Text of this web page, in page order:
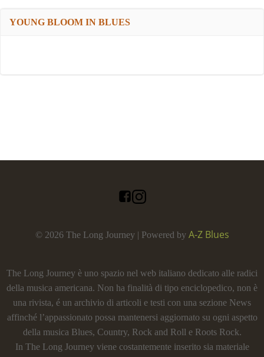
YOUNG BLOOM IN BLUES
© 2026 The Long Journey | Powered by A-Z Blues
The Long Journey è uno spazio nel web italiano dedicato alle radici
della musica americana. Non ha finalità di tipo enciclopedico, non è
una rivista, é un archivio di articoli e testi con una sezione News
affinché l’appassionato possa mantenersi aggiornato su ogni aspetto
della musica Blues, Country, Rock and Roll e Roots Rock.
In The Long Journey viene costantemente inserito sia materiale